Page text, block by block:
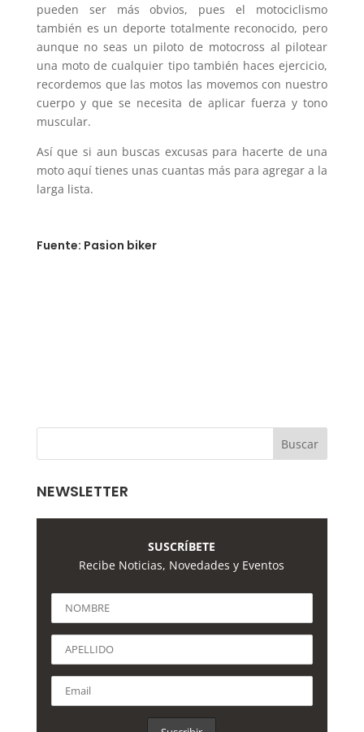
pueden ser más obvios, pues el motociclismo
también es un deporte totalmente reconocido, pero
aunque no seas un piloto de motocross al pilotear
una moto de cualquier tipo también haces ejercicio,
recordemos que las motos las movemos con nuestro
cuerpo y que se necesita de aplicar fuerza y tono
muscular.
Así que si aun buscas excusas para hacerte de una
moto aquí tienes unas cuantas más para agregar a la
larga lista.
Fuente: Pasion biker
NEWSLETTER
SUSCRÍBETE
Recibe Noticias, Novedades y Eventos